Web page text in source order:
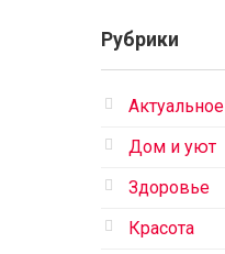
Рубрики
Актуальное
Дом и уют
Здоровье
Красота